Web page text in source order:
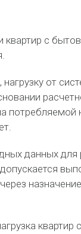
квартир с
от
потребляемой
данных для